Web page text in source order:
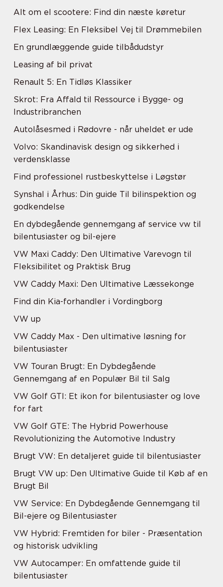
Alt om el scootere: Find din næste køretur
Flex Leasing: En Fleksibel Vej til Drømmebilen
En grundlæggende guide tilbådudstyr
Leasing af bil privat
Renault 5: En Tidløs Klassiker
Skrot: Fra Affald til Ressource i Bygge- og
Industribranchen
Autolåsesmed i Rødovre - når uheldet er ude
Volvo: Skandinavisk design og sikkerhed i
verdensklasse
Find professionel rustbeskyttelse i Løgstør
Synshal i Århus: Din guide Til bilinspektion og
godkendelse
En dybdegående gennemgang af service vw til
bilentusiaster og bil-ejere
VW Maxi Caddy: Den Ultimative Varevogn til
Fleksibilitet og Praktisk Brug
VW Caddy Maxi: Den Ultimative Læssekonge
Find din Kia-forhandler i Vordingborg
VW up
VW Caddy Max - Den ultimative løsning for
bilentusiaster
VW Touran Brugt: En Dybdegående
Gennemgang af en Populær Bil til Salg
VW Golf GTI: Et ikon for bilentusiaster og love
for fart
VW Golf GTE: The Hybrid Powerhouse
Revolutionizing the Automotive Industry
Brugt VW: En detaljeret guide til bilentusiaster
Brugt VW up: Den Ultimative Guide til Køb af en
Brugt Bil
VW Service: En Dybdegående Gennemgang til
Bil-ejere og Bilentusiaster
VW Hybrid: Fremtiden for biler - Præsentation
og historisk udvikling
VW Autocamper: En omfattende guide til
bilentusiaster